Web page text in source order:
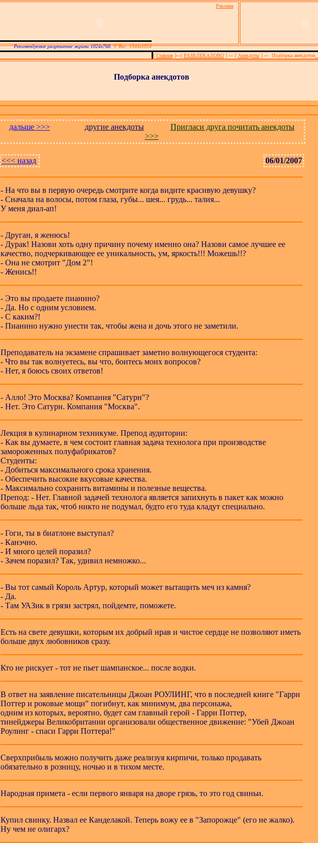
Рекомендуемое разрешение экрана 1024х768. У Вас: 1344x10241
[ Главная ]---[ РАЗВЛЕКАЛОВО ] --- [ Анекдоты ] --- Подборка анекдотов
Подборка анекдотов
дальше >>> другие анекдоты
Пригласи друга почитать анекдоты
>>>
<<< назад 06/01/2007
- На что вы в первую очередь смотрите когда видите красивую девушку?
- Сначала на волосы, потом глаза, губы... шея... грудь... талия...
У меня диал-ап!
- Друган, я женюсь!
- Дурак! Назови хоть одну причину почему именно она? Назови самое лучшее ее
качество, подчеркивающее ее уникальность, ум, яркость!!! Можешь!!?
- Она не смотрит "Дом 2"!
- Женись!!
- Это вы продаете пианино?
- Да. Но с одним условием.
- С каким?!
- Пианино нужно унести так, чтобы жена и дочь этого не заметили.
Преподаватель на экзамене спрашивает заметно волнующегося студента:
- Что вы так волнуетесь, вы что, боитесь моих вопросов?
- Нет, я боюсь своих ответов!
- Алло! Это Москва? Компания "Сатурн"?
- Нет. Это Сатурн. Компания "Москва".
Лекция в кулинарном техникуме. Препод аудитории:
- Как вы думаете, в чем состоит главная задача технолога при производстве
замороженных полуфабрикатов?
Студенты:
- Добиться максимального срока хранения.
- Обеспечить высокие вкусовые качества.
- Максимально сохранить витамины и полезные вещества.
Препод: - Нет. Главной задачей технолога является запихнуть в пакет как можно
больше льда так, чтоб никто не подумал, будто его туда кладут специально.
- Гоги, ты в биатлоне выступал?
- Канэчно.
- И много целей поразил?
- Зачем поразил? Так, удивил немножко...
- Вы тот самый Король Артур, который может вытащить меч из камня?
- Да.
- Там УАЗик в грязи застрял, пойдемте, поможете.
Есть на свете девушки, которым их добрый нрав и чистое сердце не позволяют иметь
больше двух любовников сразу.
Кто не рискует - тот не пьет шампанское... после водки.
В ответ на заявление писательницы Джоан РОУЛИНГ, что в последней книге "Гарри
Поттер и роковые мощи" погибнут, как минимум, два персонажа,
одним из которых, вероятно, будет сам главный герой - Гарри Поттер,
тинейджеры Великобритании организовали общественное движение: "Убей Джоан
Роулинг - спаси Гарри Поттера!"
Сверхприбыль можно получить даже реализуя кирпичи, только продавать
обязательно в розницу, ночью и в тихом месте.
Народная примета - если первого января на дворе грязь, то это год свиньи.
Купил свинку. Назвал ее Канделакой. Теперь вожу ее в "Запорожце" (его не жалко).
Ну чем не олигарх?
Реклама